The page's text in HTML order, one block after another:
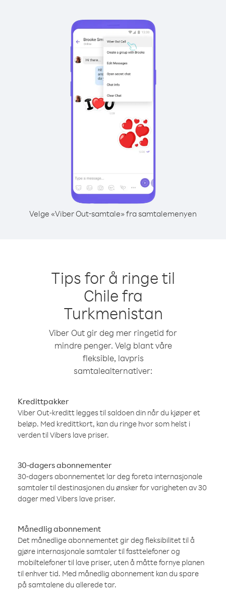
Velge «Viber Out-samtale» fra samtalemenyen
Tips for å ringe til
Chile fra
Turkmenistan
Viber Out gir deg mer ringetid for
mindre penger. Velg blant våre
fleksible, lavpris
samtalealternativer:
Kredittpakker
Viber Out-kreditt legges til saldoen din når du kjøper et
beløp. Med kredittkort, kan du ringe hvor som helst i
verden til Vibers lave priser.
30-dagers abonnementer
30-dagers abonnementet lar deg foreta internasjonale
samtaler til destinasjonen du ønsker for varigheten av 30
dager med Vibers lave priser.
Månedlig abonnement
Det månedlige abonnementet gir deg fleksibilitet til å
gjøre internasjonale samtaler til fasttelefoner og
mobiltelefoner til lave priser, uten å måtte fornye planen
til enhver tid. Med månedlig abonnement kan du spare
på samtalene du allerede tar.